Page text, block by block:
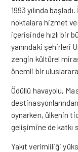
1993 yılında
noktalara hizmet
içerisinde hızlı bir
yanındaki şehirleri
zengin kültürel
önemli bir
Ödüllü havayolu,
oynarken, ülkenin
gelişimine de katkı
Yakıt verimliliği